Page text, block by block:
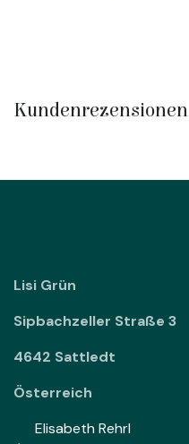
Kundenrezensionen
Lisi Grün
Sipbachzeller Straße 3
4642 Sattledt
Österreich
Elisabeth Rehrl